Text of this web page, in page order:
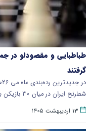
گرفتند
شطرنج ایران در میان ۳۰ بازیکن برتر جهان در بخش…
۱۳ اردیبهشت ۱۴۰۵